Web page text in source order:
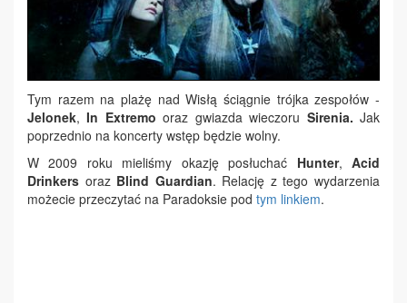
Tym razem na plażę nad Wisłą ściągnie trójka zespołów -
Jelonek,In Extremo oraz gwiazda wieczoru Sirenia. Jak
poprzednio na koncerty wstęp będzie wolny.
W 2009 roku mieliśmy okazję posłuchać Hunter,Acid
Drinkers oraz Blind Guardian. Relację z tego wydarzenia
możecie przeczytać na Paradoksie pod tym linkiem.